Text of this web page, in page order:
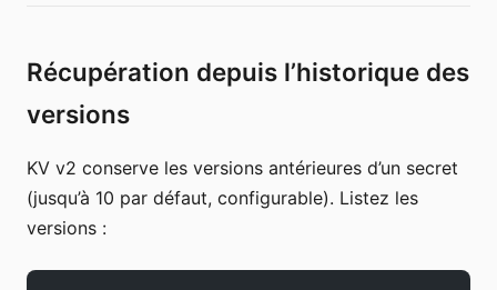
Récupération depuis l’historique des
versions
KV v2 conserve les versions antérieures d’un secret
(jusqu’à 10 par défaut, configurable). Listez les
versions :